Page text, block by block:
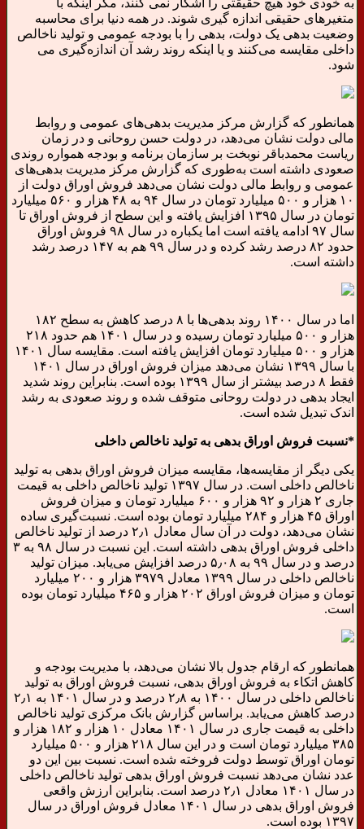
متغیرهای حقیقی اندازه گیری شوند. در همه دنیا برای محاسبه
وضعیت بدهی یک دولت، بدهی را با بودجه عمومی و تولید ناخالص
داخلی مقایسه می‌کنند و یا اینکه روند رشد آن اندازه‌گیری می
شود.
همانطور که گزارش مرکز مدیریت بدهی‌های عمومی و روابط
مالی دولت نشان می‌دهد، در دولت حسن روحانی و در زمان
ریاست محمدباقر نوبخت بر سازمان برنامه و بودجه همواره روندی
صعودی داشته است به‌طوری که گزارش مرکز مدیریت بدهی‌های
عمومی و روابط مالی دولت نشان می‌دهد فروش اوراق دولت از
۱۰ هزار و ۵۰۰ میلیارد تومان در سال ۹۴ به ۴۸ هزار و ۵۶۰ میلیارد
تومان در سال ۱۳۹۵ افزایش یافته و این سطح از فروش اوراق تا
سال ۹۷ ادامه یافته است اما یکباره در سال ۹۸ فروش اوراق
حدود ۸۲ درصد رشد کرده و در سال ۹۹ هم به ۱۴۷ درصد رشد
داشته است.
اما در سال ۱۴۰۰ روند بدهی‌ها با ۸ درصد کاهش به سطح ۱۸۲
هزار و ۵۰۰ میلیارد تومان رسیده و در سال ۱۴۰۱ هم حدود ۲۱۸
هزار و ۵۰۰ میلیارد تومان افزایش یافته است. مقایسه سال ۱۴۰۱
با سال ۱۳۹۹ نشان می‌دهد میزان فروش اوراق در سال ۱۴۰۱
فقط ۸ درصد بیشتر از سال ۱۳۹۹ بوده است. بنابراین روند شدید
ایجاد بدهی در دولت روحانی متوقف شده و روند صعودی به رشد
اندک تبدیل شده است.
*نسبت فروش اوراق بدهی به تولید ناخالص داخلی
یکی دیگر از مقایسه‌ها، مقایسه میزان فروش اوراق بدهی به تولید
ناخالص داخلی است. در سال ۱۳۹۷ تولید ناخالص داخلی به قیمت
جاری ۲ هزار و ۹۲ هزار و ۶۰۰ میلیارد تومان و میزان فروش
اوراق ۴۵ هزار و ۲۸۴ میلیارد تومان بوده است. نسبت‌گیری ساده
نشان می‌دهد، دولت در آن سال معادل ۲٫۱ درصد از تولید ناخالص
داخلی فروش اوراق بدهی داشته است. این نسبت در سال ۹۸ به ۳
درصد و در سال ۹۹ به ۵٫۰۸ درصد افزایش می‌یابد. میزان تولید
ناخالص داخلی در سال ۱۳۹۹ معادل ۳۹۷۹ هزار و ۲۰۰ میلیارد
تومان و میزان فروش اوراق ۲۰۲ هزار و ۴۶۵ میلیارد تومان بوده
است.
همانطور که ارقام جدول بالا نشان می‌دهد، با مدیریت بودجه و
کاهش اتکاء به فروش اوراق بدهی، نسبت فروش اوراق به تولید
ناخالص داخلی در سال ۱۴۰۰ به ۲٫۸ درصد و در سال ۱۴۰۱ به ۲٫۱
درصد کاهش می‌یابد. براساس گزارش بانک مرکزی تولید ناخالص
داخلی به قیمت جاری در سال ۱۴۰۱ معادل ۱۰ هزار و ۱۸۲ هزار و
۳۸۵ میلیارد تومان است و در این سال ۲۱۸ هزار و ۵۰۰ میلیارد
تومان اوراق توسط دولت فروخته شده است. نسبت بین این دو
عدد نشان می‌دهد نسبت فروش اوراق بدهی تولید ناخالص داخلی
در سال ۱۴۰۱ معادل ۲٫۱ درصد است. بنابراین ارزش واقعی
فروش اوراق بدهی در سال ۱۴۰۱ معادل فروش اوراق در سال
۱۳۹۷ بوده است.